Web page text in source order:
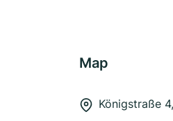
Map
Königstraße